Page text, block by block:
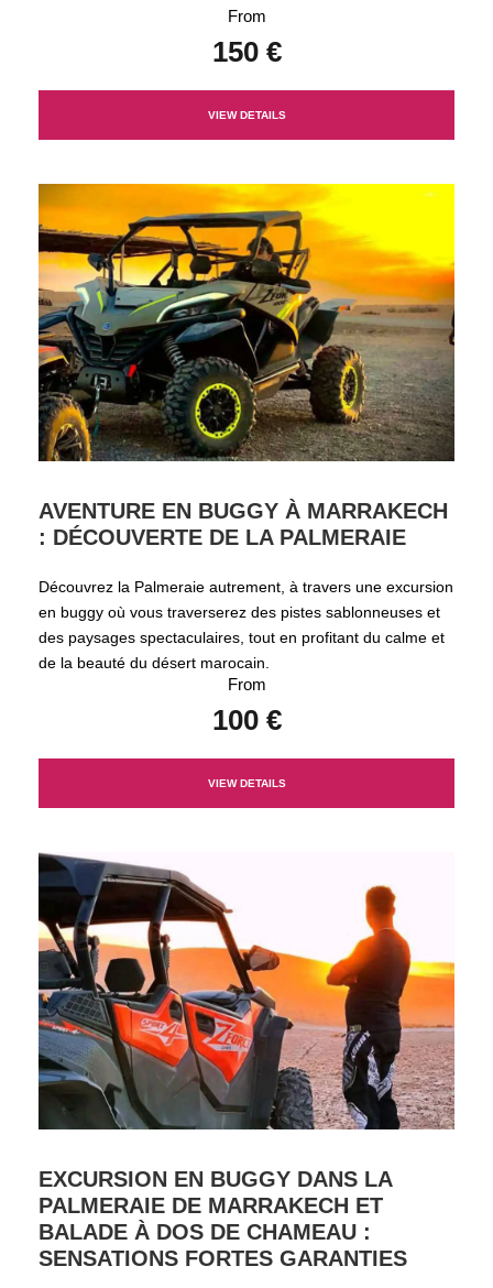
From
150 €
VIEW DETAILS
AVENTURE EN BUGGY À MARRAKECH
: DÉCOUVERTE DE LA PALMERAIE
Découvrez la Palmeraie autrement, à travers une excursion
en buggy où vous traverserez des pistes sablonneuses et
des paysages spectaculaires, tout en profitant du calme et
de la beauté du désert marocain.
From
100 €
VIEW DETAILS
EXCURSION EN BUGGY DANS LA
PALMERAIE DE MARRAKECH ET
BALADE À DOS DE CHAMEAU :
SENSATIONS FORTES GARANTIES